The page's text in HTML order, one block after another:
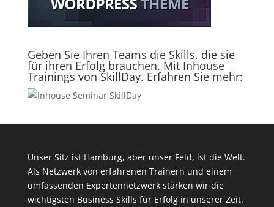
Geben Sie Ihren Teams die Skills, die sie
für ihren Erfolg brauchen. Mit Inhouse
Trainings von SkillDay. Erfahren Sie mehr:
Unser Sitz ist Hamburg, aber unser Feld, ist die Welt.
Als Netzwerk von erfahrenen Trainern und einem
umfassenden Expertennetzwerk stärken wir die
wichtigsten Business Skills für Erfolg in unserer Zeit.